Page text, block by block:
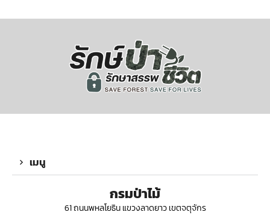
เมนู
กรมป่าไม้
61 ถนนพหลโยธิน แขวงลาดยาว เขตจตุจักร